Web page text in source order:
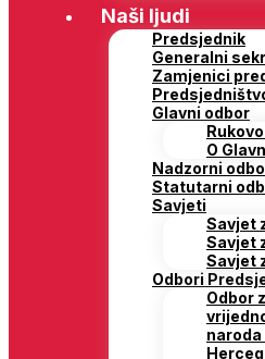
Naši ljudi
Predsjednik
Generalni
Zamjenici
Glavni odbor
O
Nadzorni
Statutarni
Savjeti
Savjet
Savjet
Savjet
Odbori
Odbor